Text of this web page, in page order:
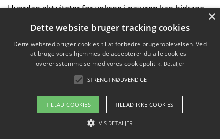
Hvordan aktiviteter for voksne i naturen kan bidrage
Sådan planlægger du dine vigtige datoer for CO2-
reduktion
Copyright 2026 - Pilanto Aps
Om / kontakt
×
Dette website bruger tracking cookies
Dette websted bruger cookies til at forbedre brugeroplevelsen. Ved
at bruge vores hjemmeside accepterer du alle cookies i
overensstemmelse med vores cookiepolitik. Detaljer
STRENGT NØDVENDIGE
TILLAD COOKIES TILLAD IKKE COOKIES
VIS DETALJER